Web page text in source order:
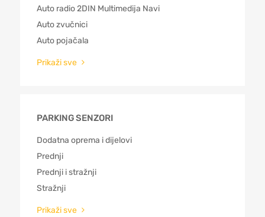
Auto radio 2DIN Multimedija Navi
Auto zvučnici
Auto pojačala
Prikaži sve
PARKING SENZORI
Dodatna oprema i dijelovi
Prednji
Prednji i stražnji
Stražnji
Prikaži sve